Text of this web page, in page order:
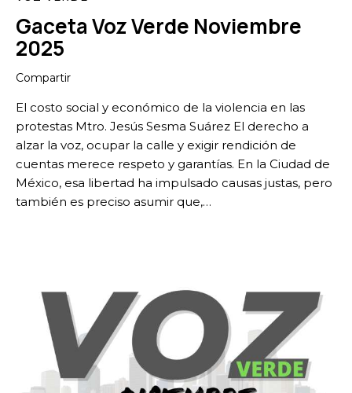
Gaceta Voz Verde Noviembre
2025
Compartir
El costo social y económico de la violencia en las
protestas Mtro. Jesús Sesma Suárez El derecho a
alzar la voz, ocupar la calle y exigir rendición de
cuentas merece respeto y garantías. En la Ciudad de
México, esa libertad ha impulsado causas justas, pero
también es preciso asumir que,…